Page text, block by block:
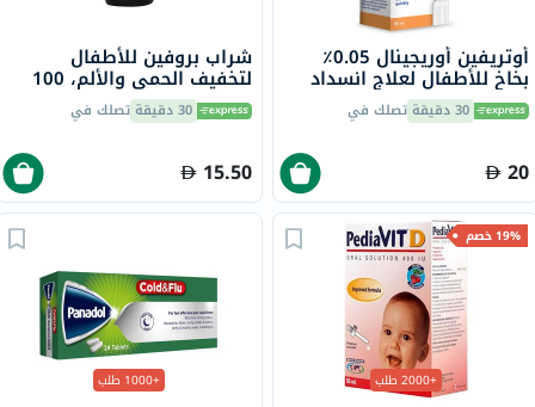
أوتريفين أوريجينال 0.05٪
بخاخ للأطفال لعلاج انسداد
الأنف، 10 مل30 دقيقة تصلك في
20
شراب بروفين للأطفال
لتخفيف الحمى والألم، 100
مل 30 دقيقة تصلك في
15.50
19% خصم
+2000 طلب +1000 طلب